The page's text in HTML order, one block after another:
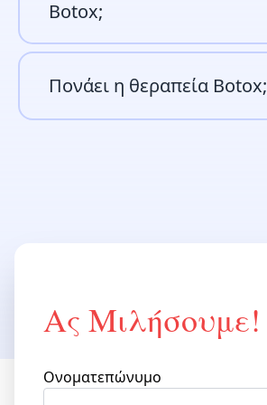
Botox;
Πονάει η θεραπεία Botox;
Ας Μιλήσουμε!
Ονοματεπώνυμο
Please leave this field empty.